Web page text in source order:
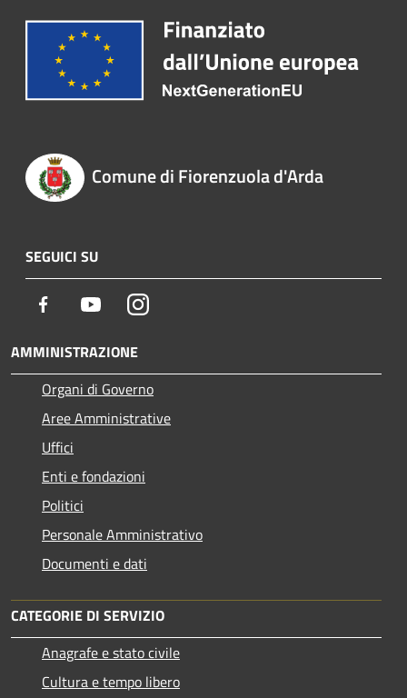
Comune di Fiorenzuola d'Arda
SEGUICI SU
Facebook YoutubeInstagram
AMMINISTRAZIONE
Organi di Governo
Aree Amministrative
Uffici
Enti e fondazioni
Politici
Personale Amministrativo
Documenti e dati
CATEGORIE DI SERVIZIO
Anagrafe e stato civile
Cultura e tempo libero